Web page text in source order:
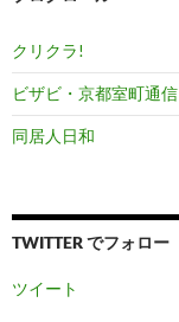
クリクラ!
ビザビ・京都室町通信
同居人日和
TWITTER でフォロー
ツイート